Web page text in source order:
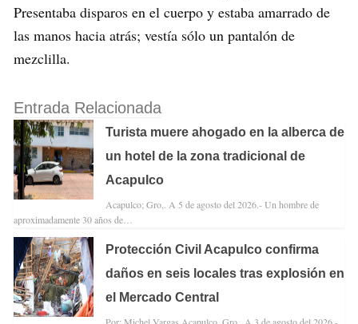
Presentaba disparos en el cuerpo y estaba amarrado de
las manos hacia atrás; vestía sólo un pantalón de
mezclilla.
Entrada Relacionada
Turista muere ahogado en la alberca de
un hotel de la zona tradicional de
Acapulco
Acapulco; Gro,. A 5 de agosto del 2026.- Un hombre de
aproximadamente 30 años de…
Protección Civil Acapulco confirma
daños en seis locales tras explosión en
el Mercado Central
Por: Michel Vargas Acapulco, Gro,. A 3 de agosto del 2026.-